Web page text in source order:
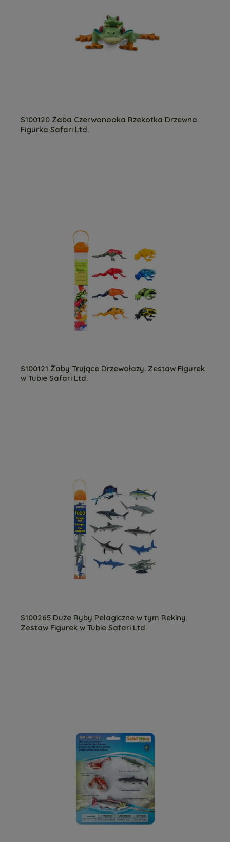
S100120 Żaba Czerwonooka Rzekotka Drzewna.
Figurka Safari Ltd.
S100121 Żaby Trujące Drzewołazy. Zestaw Figurek
w Tubie Safari Ltd.
S100265 Duże Ryby Pelagiczne w tym Rekiny.
Zestaw Figurek w Tubie Safari Ltd.